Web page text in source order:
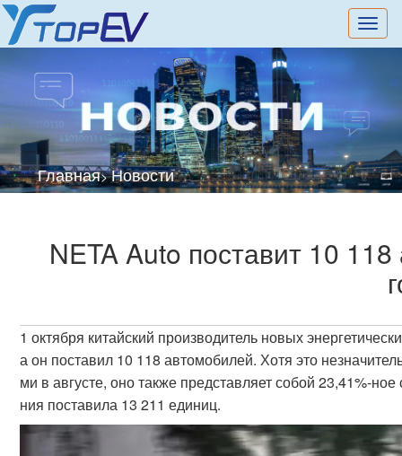
切
换
Главная>Новости
NETA Auto поставит 10
1 октября китайский производитель новых
а он поставил 10 118 автомобилей. Хотя это
ми в августе, оно также представляет собой 23,41%-
ния поставила 13 211 единиц.